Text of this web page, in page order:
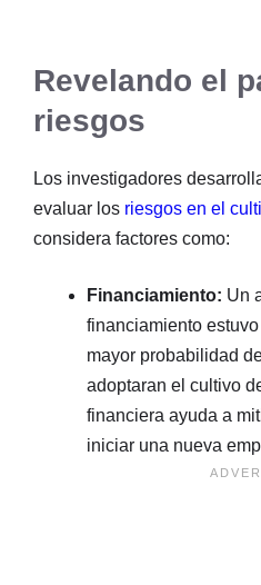
Revelando el
riesgos
Los investigadores
evaluar los riesgos en el
considera factores como:
Financiamiento: Un
financiamiento
mayor probabilidad
adoptaran el cultivo
financiera ayuda a
iniciar una nueva